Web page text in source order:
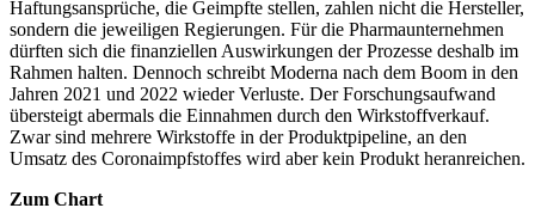
Haftungsansprüche, die Geimpfte stellen, zahlen nicht die Hersteller,
sondern die jeweiligen Regierungen. Für die Pharmaunternehmen
dürften sich die finanziellen Auswirkungen der Prozesse deshalb im
Rahmen halten. Dennoch schreibt Moderna nach dem Boom in den
Jahren 2021 und 2022 wieder Verluste. Der Forschungsaufwand
übersteigt abermals die Einnahmen durch den Wirkstoffverkauf.
Zwar sind mehrere Wirkstoffe in der Produktpipeline, an den
Umsatz des Coronaimpfstoffes wird aber kein Produkt heranreichen.
Zum Chart